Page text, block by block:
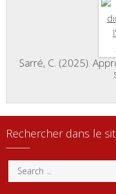
Sarré, C. (2025).
Rechercher dans le